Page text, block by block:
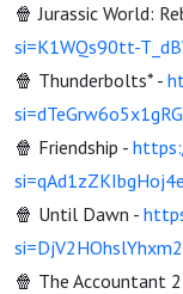
🍿 Jurassic World:
si=K1WQs90tt-
🍿 Thunderbolts* -
🍿 Friendship -
🍿 Until Dawn -
🍿 The Accountant